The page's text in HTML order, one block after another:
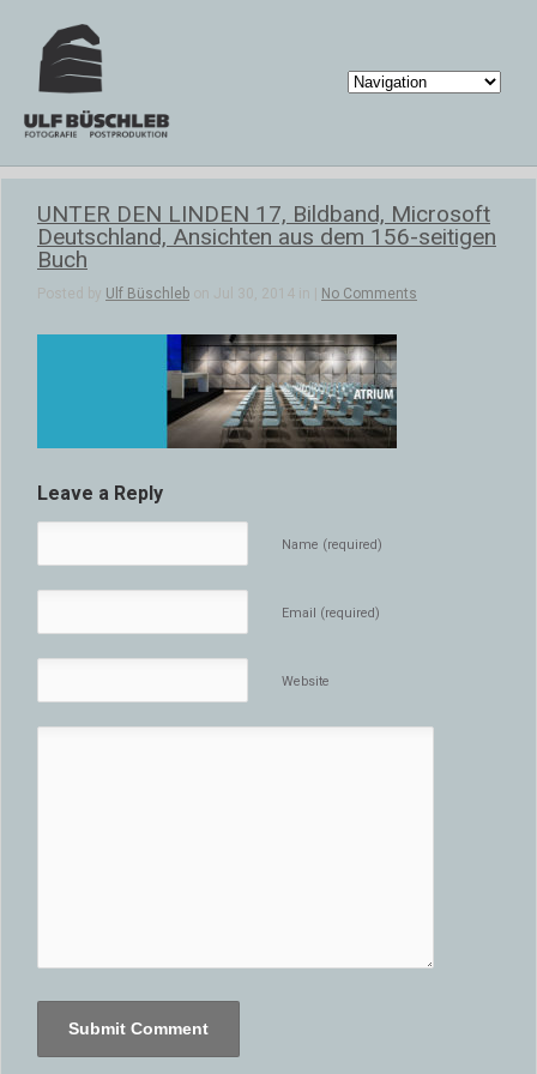
UNTER DEN LINDEN 17, Bildband, Microsoft
Deutschland, Ansichten aus dem 156-seitigen
Buch
Posted by Ulf Büschleb on Jul 30, 2014 in | No Comments
Leave a Reply
Name (required)
Email (required)
Website